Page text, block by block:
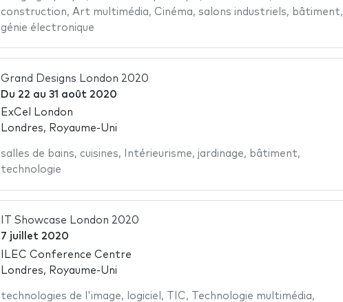
construction, Art multimédia, Cinéma, salons industriels, bâtiment,
génie électronique
Grand Designs London 2020
Du 22 au 31 août 2020
ExCel London
Londres, Royaume-Uni
salles de bains, cuisines, Intérieurisme, jardinage, bâtiment,
technologie
IT Showcase London 2020
7 juillet 2020
ILEC Conference Centre
Londres, Royaume-Uni
technologies de l'image, logiciel , TIC, Technologie multimédia,